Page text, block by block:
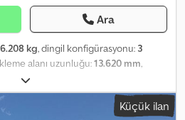
Ara
6.208 kg, dingil konfigürasyonu: 3
alanı uzunluğu:13.620 mm,
mm, yükleme alanı yüksekliği:
m³, süspansiyon:hava, lastik boyutu:
, Üretim yılı:2021,
Küçük ilan